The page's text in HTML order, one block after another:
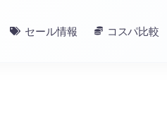
セール情報 コスパ比較